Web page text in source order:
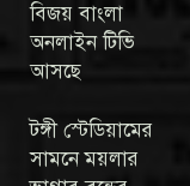
বিজয় বাংলা
অনলাইন টিভি
আসছে
টঙ্গী স্টেডিয়ামের
সামনে ময়লার